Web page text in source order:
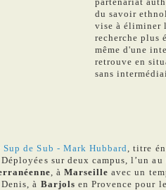
du savoir
vise à éliminer
recherche
même d'une
retrouve en
sans
Sup de Sub - Mark Hubbard, titre
sur deux campus, l’un
, à Marseille avec un
à Barjols en Provence pour